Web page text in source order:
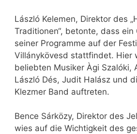
László Kelemen, Direktor des
Traditionen“, betonte, dass ein
seiner Programme auf der
Villánykövesd stattfindet. Hier
beliebten Musiker Àgi Szalóki,
László Dés, Judit Halász und
Klezmer Band auftreten.
Bence Sárközy, Direktor des
wies auf die Wichtigkeit des